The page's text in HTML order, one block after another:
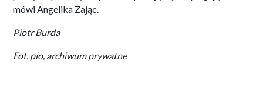
mówi Angelika Zając.
Piotr Burda
Fot. pio, archiwum prywatne